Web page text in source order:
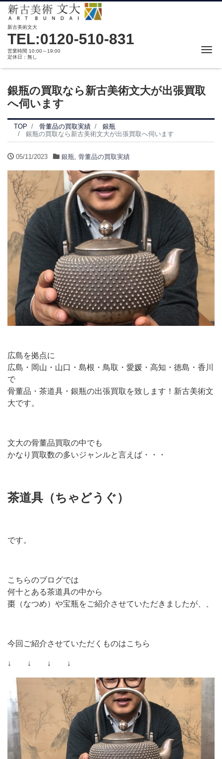
新古美術文大
TEL:0120-510-831
営業時間 10:00～19:00
定休日：無し
銀瓶の買取なら新古美術文大が出張買取
へ伺います
TOP 骨董品の買取実績
銀瓶
銀瓶の買取なら新古美術文大が出張買取へ伺います
05/11/2023 銀瓶 骨董品の買取実績
広島を拠点に
広島・岡山・山口・島根・鳥取・愛媛・高知・徳島・香川
で
骨董品・茶道具・銀瓶の出張買取を致します！新古美術文
大です。
文大の骨董品買取の中でも
かなり買取数の多いジャンルと言えば・・・
茶道具（ちゃどうぐ）
です。
こちらのブログでは
何十とある茶道具の中から
棗（なつめ）や宝瓶をご紹介させていただきましたが、、
今回ご紹介させていただくものはこちら
↓ ↓ ↓ ↓